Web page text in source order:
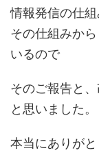
情報発信の仕組
その仕組みか
いるので
そのご報告と
と思いました。
本当にありがと